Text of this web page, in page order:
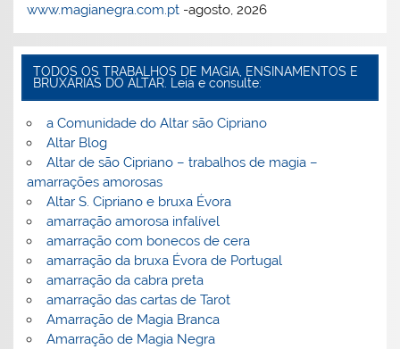
www.magianegra.com.pt -agosto, 2026
TODOS OS TRABALHOS DE MAGIA, ENSINAMENTOS E
BRUXARIAS DO ALTAR. Leia e consulte:
a Comunidade do Altar são Cipriano
Altar Blog
Altar de são Cipriano – trabalhos de magia –
amarrações amorosas
Altar S. Cipriano e bruxa Évora
amarração amorosa infalível
amarração com bonecos de cera
amarração da bruxa Évora de Portugal
amarração da cabra preta
amarração das cartas de Tarot
Amarração de Magia Branca
Amarração de Magia Negra